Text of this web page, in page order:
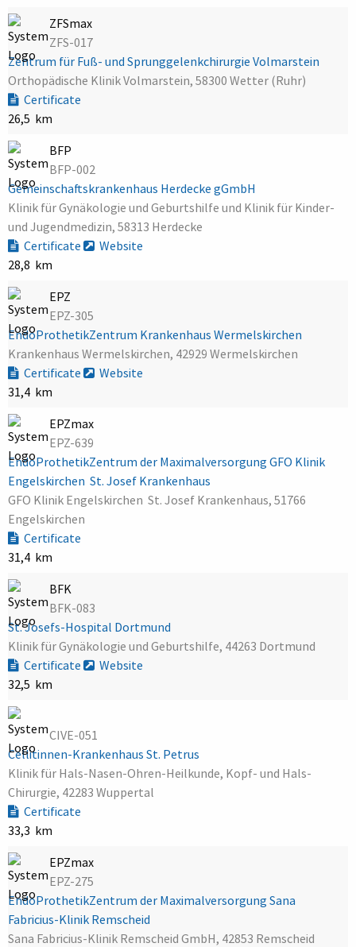
ZFSmax
ZFS-017
Zentrum für Fuß- und Sprunggelenkchirurgie Volmarstein
Orthopädische Klinik Volmarstein, 58300 Wetter (Ruhr)
Certificate
26,5 km
BFP
BFP-002
Gemeinschaftskrankenhaus Herdecke gGmbH
Klinik für Gynäkologie und Geburtshilfe und Klinik für Kinder-
und Jugendmedizin, 58313 Herdecke
Certificate
Website
28,8 km
EPZ
EPZ-305
EndoProthetikZentrum Krankenhaus Wermelskirchen
Krankenhaus Wermelskirchen, 42929 Wermelskirchen
Certificate
Website
31,4 km
EPZmax
EPZ-639
EndoProthetikZentrum der Maximalversorgung GFO Klinik
Engelskirchen  St. Josef Krankenhaus
GFO Klinik Engelskirchen  St. Josef Krankenhaus, 51766
Engelskirchen
Certificate
31,4 km
BFK
BFK-083
St. Josefs-Hospital Dortmund
Klinik für Gynäkologie und Geburtshilfe, 44263 Dortmund
Certificate
Website
32,5 km
CIVE-051
Cellitinnen-Krankenhaus St. Petrus
Klinik für Hals-Nasen-Ohren-Heilkunde, Kopf- und Hals-
Chirurgie, 42283 Wuppertal
Certificate
33,3 km
EPZmax
EPZ-275
EndoProthetikZentrum der Maximalversorgung Sana
Fabricius-Klinik Remscheid
Sana Fabricius-Klinik Remscheid GmbH, 42853 Remscheid